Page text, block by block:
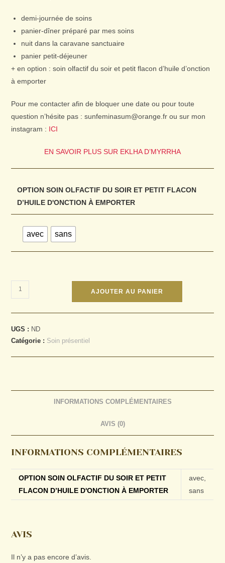
demi-journée de soins
panier-dîner préparé par mes soins
nuit dans la caravane sanctuaire
panier petit-déjeuner
+ en option : soin olfactif du soir et petit flacon d’huile d’onction
à emporter
Pour me contacter afin de bloquer une date ou pour toute
question n’hésite pas : sunfeminasum@orange.fr ou sur mon
instagram : ICI
EN SAVOIR PLUS SUR EKLHA D’MYRRHA
OPTION SOIN OLFACTIF DU SOIR ET PETIT FLACON
D’HUILE D'ONCTION À EMPORTER
avec sans
AJOUTER AU PANIER
UGS : ND
Catégorie : Soin présentiel
INFORMATIONS COMPLÉMENTAIRES
AVIS (0)
INFORMATIONS COMPLÉMENTAIRES
OPTION SOIN OLFACTIF DU SOIR ET PETIT
FLACON D’HUILE D'ONCTION À EMPORTER
avec,
sans
AVIS
Il n’y a pas encore d’avis.